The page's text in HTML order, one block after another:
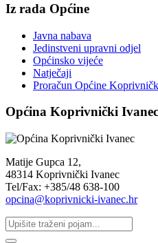
Iz rada Općine
Javna nabava
Jedinstveni upravni odjel
Općinsko vijeće
Natječaji
Proračun Općine
Općina Koprivnički Ivanec
Matije Gupca 12,
48314 Koprivnički Ivanec
Tel/Fax: +385/48 638-100
opcina@koprivnicki-ivanec.hr